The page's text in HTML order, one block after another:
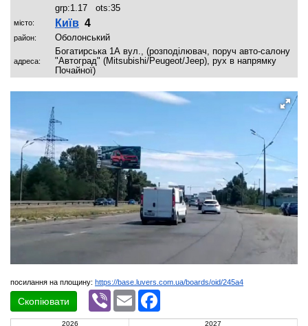
grp:1.17 ots:35
місто: Київ 4
район: Оболонський
адреса:
Богатирська 1А вул., (розподілювач, поруч авто-салону
"Автоград" (Mitsubishi/Peugeot/Jeep), рух в напрямку
Почайної)
посилання на площину: https://base.luvers.com.ua/boards/oid/245a4
Скопіювати
Viber Email
2026
2027